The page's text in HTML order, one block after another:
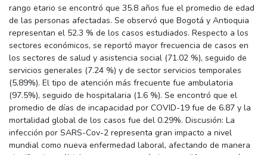
rango etario se encontró que 35.8 años fue el promedio de edad
de las personas afectadas. Se observó que Bogotá y Antioquia
representan el 52.3 % de los casos estudiados. Respecto a los
sectores económicos, se reportó mayor frecuencia de casos en
los sectores de salud y asistencia social (71.02 %), seguido de
servicios generales (7.24 %) y de sector servicios temporales
(5,89%). El tipo de atención más frecuente fue ambulatoria
(97.5%), seguido de hospitalaria (1.6 %). Se encontró que el
promedio de días de incapacidad por COVID-19 fue de 6.87 y la
mortalidad global de los casos fue del 0.29%. Discusión: La
infección por SARS-Cov-2 representa gran impacto a nivel
mundial como nueva enfermedad laboral, afectando de manera